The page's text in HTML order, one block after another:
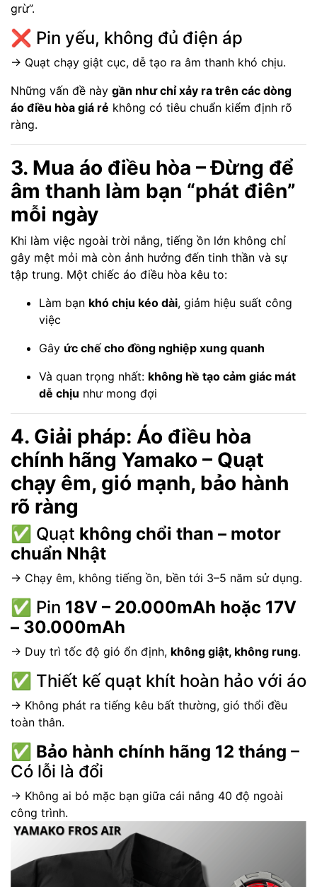
grừ”.
❌ Pin yếu, không đủ điện áp
→ Quạt chạy giật cục, dễ tạo ra âm thanh khó chịu.
Những vấn đề này gần như chỉ xảy ra trên các dòng
áo điều hòa giá rẻ không có tiêu chuẩn kiểm định rõ
ràng.
3. Mua áo điều hòa – Đừng để
âm thanh làm bạn “phát điên”
mỗi ngày
Khi làm việc ngoài trời nắng, tiếng ồn lớn không chỉ
gây mệt mỏi mà còn ảnh hưởng đến tinh thần và sự
tập trung. Một chiếc áo điều hòa kêu to:
Làm bạn khó chịu kéo dài, giảm hiệu suất công
việc
Gây ức chế cho đồng nghiệp xung quanh
Và quan trọng nhất: không hề tạo cảm giác mát
dễ chịu như mong đợi
4. Giải pháp: Áo điều hòa
chính hãng Yamako – Quạt
chạy êm, gió mạnh, bảo hành
rõ ràng
✅ Quạt không chổi than – motor
chuẩn Nhật
→ Chạy êm, không tiếng ồn, bền tới 3–5 năm sử dụng.
✅ Pin 18V – 20.000mAh hoặc 17V
– 30.000mAh
→ Duy trì tốc độ gió ổn định, không giật, không rung.
✅ Thiết kế quạt khít hoàn hảo với áo
→ Không phát ra tiếng kêu bất thường, gió thổi đều
toàn thân.
✅ Bảo hành chính hãng 12 tháng –
Có lỗi là đổi
→ Không ai bỏ mặc bạn giữa cái nắng 40 độ ngoài
công trình.